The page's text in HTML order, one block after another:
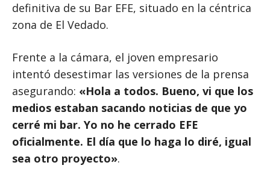
definitiva de su Bar EFE, situado en la céntrica
zona de El Vedado.
Frente a la cámara, el joven empresario
intentó desestimar las versiones de la prensa
asegurando: «Hola a todos. Bueno, vi que los
medios estaban sacando noticias de que yo
cerré mi bar. Yo no he cerrado EFE
oficialmente. El día que lo haga lo diré, igual
sea otro proyecto».